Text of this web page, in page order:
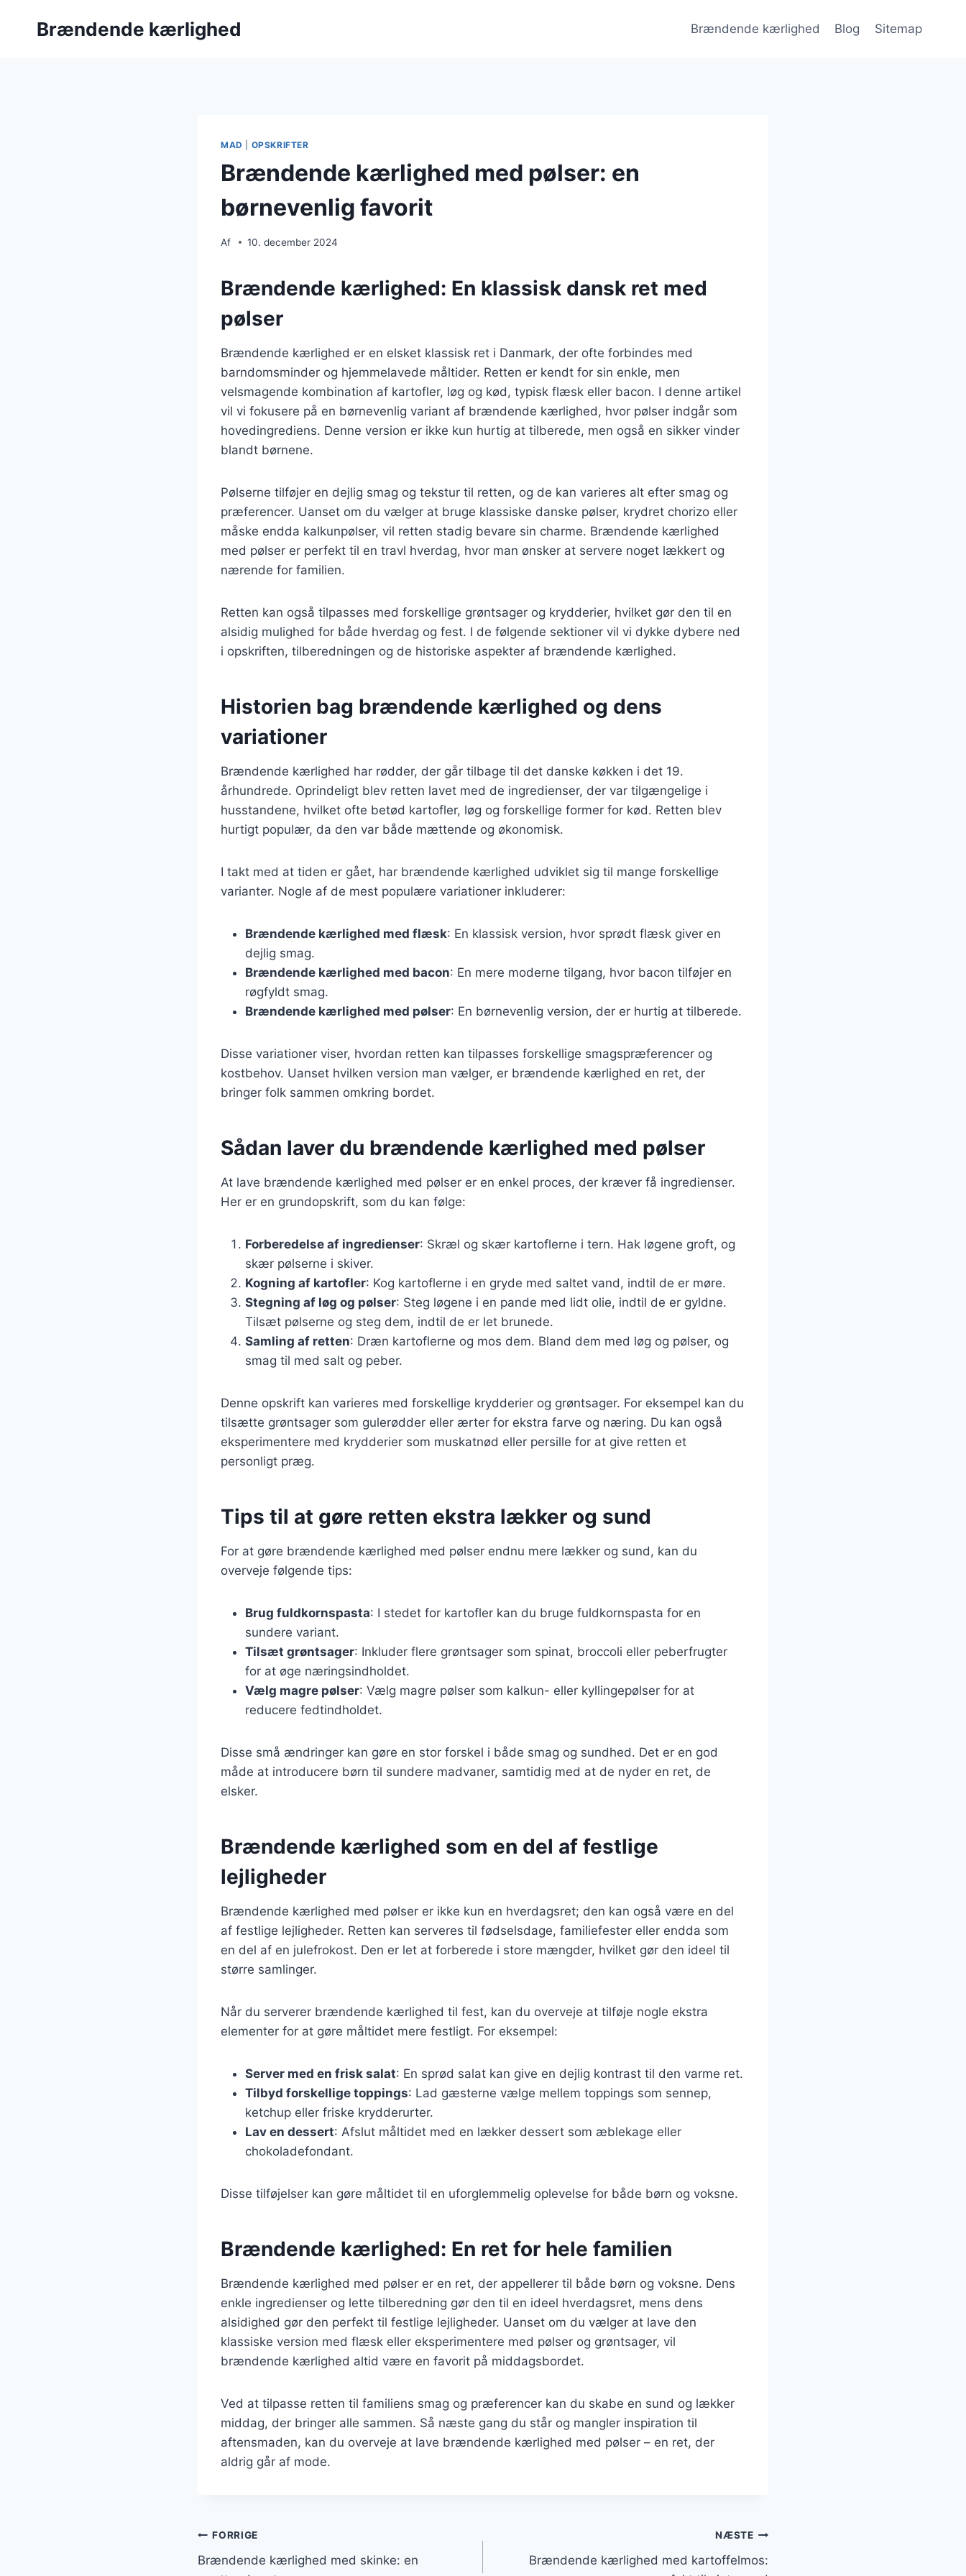
Brændende kærlighed Brændende kærlighed Blog Sitemap
MAD OPSKRIFTER
Brændende kærlighed med pølser: en
børnevenlig favorit
Af 10. december 2024
Brændende kærlighed: En klassisk dansk ret med
pølser
Brændende kærlighed er en elsket klassisk ret i Danmark, der ofte forbindes med
barndomsminder og hjemmelavede måltider. Retten er kendt for sin enkle, men
velsmagende kombination af kartofler, løg og kød, typisk flæsk eller bacon. I denne artikel
vil vi fokusere på en børnevenlig variant af brændende kærlighed, hvor pølser indgår som
hovedingrediens. Denne version er ikke kun hurtig at tilberede, men også en sikker vinder
blandt børnene.
Pølserne tilføjer en dejlig smag og tekstur til retten, og de kan varieres alt efter smag og
præferencer. Uanset om du vælger at bruge klassiske danske pølser, krydret chorizo eller
måske endda kalkunpølser, vil retten stadig bevare sin charme. Brændende kærlighed
med pølser er perfekt til en travl hverdag, hvor man ønsker at servere noget lækkert og
nærende for familien.
Retten kan også tilpasses med forskellige grøntsager og krydderier, hvilket gør den til en
alsidig mulighed for både hverdag og fest. I de følgende sektioner vil vi dykke dybere ned
i opskriften, tilberedningen og de historiske aspekter af brændende kærlighed.
Historien bag brændende kærlighed og dens
variationer
Brændende kærlighed har rødder, der går tilbage til det danske køkken i det 19.
århundrede. Oprindeligt blev retten lavet med de ingredienser, der var tilgængelige i
husstandene, hvilket ofte betød kartofler, løg og forskellige former for kød. Retten blev
hurtigt populær, da den var både mættende og økonomisk.
I takt med at tiden er gået, har brændende kærlighed udviklet sig til mange forskellige
varianter. Nogle af de mest populære variationer inkluderer:
Brændende kærlighed med flæsk: En klassisk version, hvor sprødt flæsk giver en
dejlig smag.
Brændende kærlighed med bacon: En mere moderne tilgang, hvor bacon tilføjer en
røgfyldt smag.
Brændende kærlighed med pølser: En børnevenlig version, der er hurtig at tilberede.
Disse variationer viser, hvordan retten kan tilpasses forskellige smagspræferencer og
kostbehov. Uanset hvilken version man vælger, er brændende kærlighed en ret, der
bringer folk sammen omkring bordet.
Sådan laver du brændende kærlighed med pølser
At lave brændende kærlighed med pølser er en enkel proces, der kræver få ingredienser.
Her er en grundopskrift, som du kan følge:
Forberedelse af ingredienser: Skræl og skær kartoflerne i tern. Hak løgene groft, og
skær pølserne i skiver.
Kogning af kartofler: Kog kartoflerne i en gryde med saltet vand, indtil de er møre.
Stegning af løg og pølser: Steg løgene i en pande med lidt olie, indtil de er gyldne.
Tilsæt pølserne og steg dem, indtil de er let brunede.
Samling af retten: Dræn kartoflerne og mos dem. Bland dem med løg og pølser, og
smag til med salt og peber.
Denne opskrift kan varieres med forskellige krydderier og grøntsager. For eksempel kan du
tilsætte grøntsager som gulerødder eller ærter for ekstra farve og næring. Du kan også
eksperimentere med krydderier som muskatnød eller persille for at give retten et
personligt præg.
Tips til at gøre retten ekstra lækker og sund
For at gøre brændende kærlighed med pølser endnu mere lækker og sund, kan du
overveje følgende tips:
Brug fuldkornspasta: I stedet for kartofler kan du bruge fuldkornspasta for en
sundere variant.
Tilsæt grøntsager: Inkluder flere grøntsager som spinat, broccoli eller peberfrugter
for at øge næringsindholdet.
Vælg magre pølser: Vælg magre pølser som kalkun- eller kyllingepølser for at
reducere fedtindholdet.
Disse små ændringer kan gøre en stor forskel i både smag og sundhed. Det er en god
måde at introducere børn til sundere madvaner, samtidig med at de nyder en ret, de
elsker.
Brændende kærlighed som en del af festlige
lejligheder
Brændende kærlighed med pølser er ikke kun en hverdagsret; den kan også være en del
af festlige lejligheder. Retten kan serveres til fødselsdage, familiefester eller endda som
en del af en julefrokost. Den er let at forberede i store mængder, hvilket gør den ideel til
større samlinger.
Når du serverer brændende kærlighed til fest, kan du overveje at tilføje nogle ekstra
elementer for at gøre måltidet mere festligt. For eksempel:
Server med en frisk salat: En sprød salat kan give en dejlig kontrast til den varme ret.
Tilbyd forskellige toppings: Lad gæsterne vælge mellem toppings som sennep,
ketchup eller friske krydderurter.
Lav en dessert: Afslut måltidet med en lækker dessert som æblekage eller
chokoladefondant.
Disse tilføjelser kan gøre måltidet til en uforglemmelig oplevelse for både børn og voksne.
Brændende kærlighed: En ret for hele familien
Brændende kærlighed med pølser er en ret, der appellerer til både børn og voksne. Dens
enkle ingredienser og lette tilberedning gør den til en ideel hverdagsret, mens dens
alsidighed gør den perfekt til festlige lejligheder. Uanset om du vælger at lave den
klassiske version med flæsk eller eksperimentere med pølser og grøntsager, vil
brændende kærlighed altid være en favorit på middagsbordet.
Ved at tilpasse retten til familiens smag og præferencer kan du skabe en sund og lækker
middag, der bringer alle sammen. Så næste gang du står og mangler inspiration til
aftensmaden, kan du overveje at lave brændende kærlighed med pølser – en ret, der
aldrig går af mode.
Indlægsnavigation
FORRIGE
Brændende kærlighed med skinke: en
NÆSTE
Brændende kærlighed med kartoffelmos: